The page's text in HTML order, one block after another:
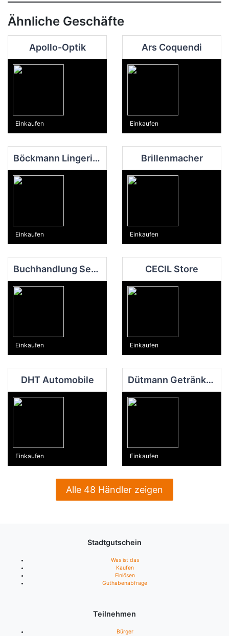
Ähnliche Geschäfte
Apollo-Optik
Einkaufen
Ars Coquendi
Einkaufen
Böckmann Lingerie Georgsmarienhütte
Einkaufen
Brillenmacher
Einkaufen
Buchhandlung Sedlmair
Einkaufen
CECIL Store
Einkaufen
DHT Automobile
Einkaufen
Dütmann Getränkemarkt Oesede
Einkaufen
Alle 48 Händler zeigen
Stadtgutschein
Was ist das
Kaufen
Einlösen
Guthabenabfrage
Teilnehmen
Bürger